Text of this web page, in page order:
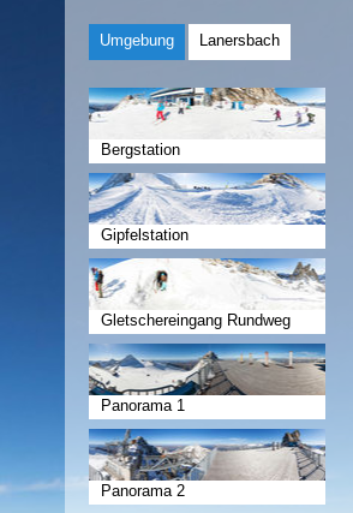
Umgebung Lanersbach
Bergstation
Gipfelstation
Gletschereingang Rundweg
Panorama 1
Panorama 2